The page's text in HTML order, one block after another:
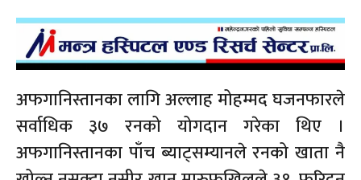
अफगानिस्तानका लागि अल्लाह मोहम्मद घजनफारले
सर्वाधिक ३७ रनको योगदान गरेका थिए ।
अफगानिस्तानका पाँच ब्याट्सम्यानले रनको खाता नै